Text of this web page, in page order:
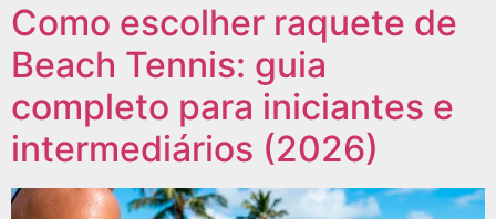
Como escolher raquete de
Beach Tennis: guia
completo para iniciantes e
intermediários (2026)